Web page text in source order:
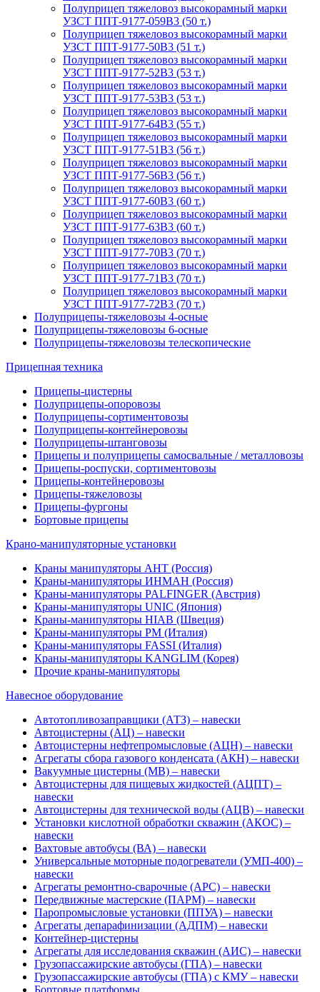
Полуприцеп тяжеловоз высокорамный марки
УЗСТ ППТ-9177-059В3 (50 т.)
Полуприцеп тяжеловоз высокорамный марки
УЗСТ ППТ-9177-50В3 (51 т.)
Полуприцеп тяжеловоз высокорамный марки
УЗСТ ППТ-9177-52В3 (53 т.)
Полуприцеп тяжеловоз высокорамный марки
УЗСТ ППТ-9177-53В3 (53 т.)
Полуприцеп тяжеловоз высокорамный марки
УЗСТ ППТ-9177-64В3 (55 т.)
Полуприцеп тяжеловоз высокорамный марки
УЗСТ ППТ-9177-51В3 (56 т.)
Полуприцеп тяжеловоз высокорамный марки
УЗСТ ППТ-9177-56В3 (56 т.)
Полуприцеп тяжеловоз высокорамный марки
УЗСТ ППТ-9177-60В3 (60 т.)
Полуприцеп тяжеловоз высокорамный марки
УЗСТ ППТ-9177-63В3 (60 т.)
Полуприцеп тяжеловоз высокорамный марки
УЗСТ ППТ-9177-70В3 (70 т.)
Полуприцеп тяжеловоз высокорамный марки
УЗСТ ППТ-9177-71В3 (70 т.)
Полуприцеп тяжеловоз высокорамный марки
УЗСТ ППТ-9177-72В3 (70 т.)
Полуприцепы-тяжеловозы 4-осные
Полуприцепы-тяжеловозы 6-осные
Полуприцепы-тяжеловозы телескопические
Прицепная техника
Прицепы-цистерны
Полуприцепы-опоровозы
Полуприцепы-сортиментовозы
Полуприцепы-контейнеровозы
Полуприцепы-штанговозы
Прицепы и полуприцепы самосвальные / металловозы
Прицепы-роспуски, сортиментовозы
Прицепы-контейнеровозы
Прицепы-тяжеловозы
Прицепы-фургоны
Бортовые прицепы
Крано-манипуляторные установки
Краны манипуляторы АНТ (Россия)
Краны-манипуляторы ИНМАН (Россия)
Краны-манипуляторы PALFINGER (Австрия)
Краны-манипуляторы UNIC (Япония)
Краны-манипуляторы HIAB (Швеция)
Краны-манипуляторы PM (Италия)
Краны-манипуляторы FASSI (Италия)
Краны-манипуляторы KANGLIM (Корея)
Прочие краны-манипуляторы
Навесное оборудование
Автотопливозаправщики (АТЗ) – навески
Автоцистерны (АЦ) – навески
Автоцистерны нефтепромысловые (АЦН) – навески
Агрегаты сбора газового конденсата (АКН) – навески
Вакуумные цистерны (МВ) – навески
Автоцистерны для пищевых жидкостей (АЦПТ) –
навески
Автоцистерны для технической воды (АЦВ) – навески
Установки кислотной обработки скважин (АКОС) –
навески
Вахтовые автобусы (ВА) – навески
Универсальные моторные подогреватели (УМП-400) –
навески
Агрегаты ремонтно-сварочные (АРС) – навески
Передвижные мастерские (ПАРМ) – навески
Паропромысловые установки (ППУА) – навески
Агрегаты депарафинизации (АДПМ) – навески
Контейнер-цистерны
Агрегаты для исследования скважин (АИС) – навески
Грузопассажирские автобусы (ГПА) – навески
Грузопассажирские автобусы (ГПА) с КМУ – навески
Бортовые платформы